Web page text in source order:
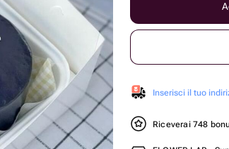
Inserisci il tuo
Riceverai 748